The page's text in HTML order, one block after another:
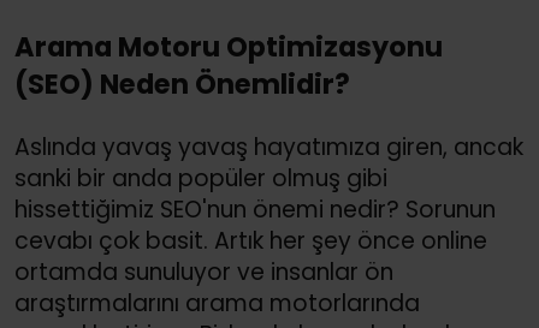
Arama Motoru Optimizasyonu
(SEO) Neden Önemlidir?
Aslında yavaş yavaş hayatımıza giren, ancak
sanki bir anda popüler olmuş gibi
hissettiğimiz SEO'nun önemi nedir? Sorunun
cevabı çok basit. Artık her şey önce online
ortamda sunuluyor ve insanlar ön
araştırmalarını arama motorlarında